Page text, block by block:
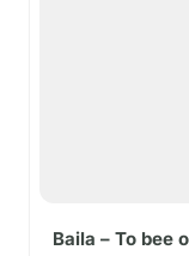
Baila – To bee